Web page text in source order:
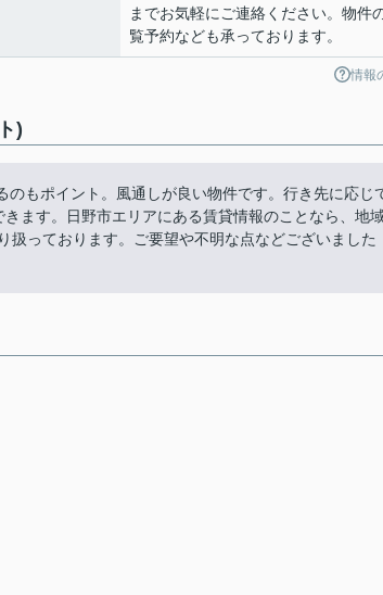
までお気軽にご連絡ください。物件
覧予約なども承っております。
情報
)
もポイント。風通しが良い物件です。行き先に応じ
ます。日野市エリアにある賃貸情報のことなら、地
っております。ご要望や不明な点などございました